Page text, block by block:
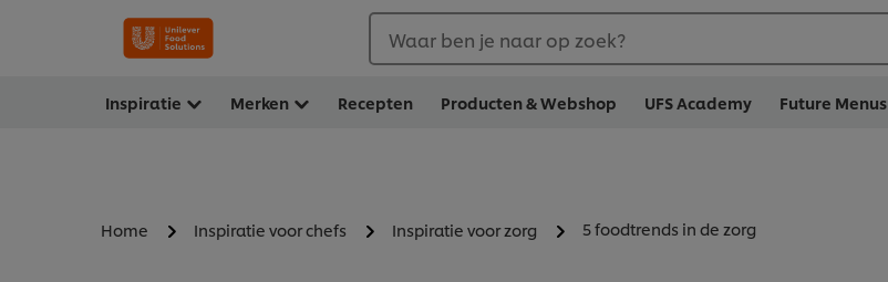
Waar ben je naar op zoek?
Inspiratie Merken Recepten Producten & Webshop UFS Academy Future Menus
Home Inspiratie voor chefs Inspiratie voor zorg 5 foodtrends in de zorg